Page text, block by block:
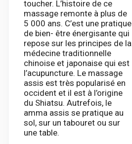
toucher. L’histoire de ce
massage remonte à plus de
5 000 ans. C’est une pratique
de bien- être énergisante qui
repose sur les principes de la
médecine traditionnelle
chinoise et japonaise qui est
l’acupuncture. Le massage
assis est très popularisé en
occident et il est à l’origine
du Shiatsu. Autrefois, le
amma assis se pratique au
sol, sur un tabouret ou sur
une table.